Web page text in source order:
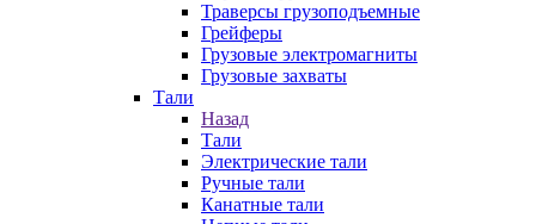
Траверсы грузоподъемные
Грейферы
Грузовые электромагниты
Грузовые захваты
Тали
Назад
Тали
Электрические тали
Ручные тали
Канатные тали